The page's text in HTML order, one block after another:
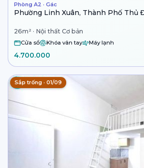
Phòng A2 · Gác
Phường Linh Xuân, Thành Phố Thủ
26m² · Nội thất Cơ bản
Cửa sổ Khóa vân tay Máy lạnh
4.700.000
Sắp trống · 01/09